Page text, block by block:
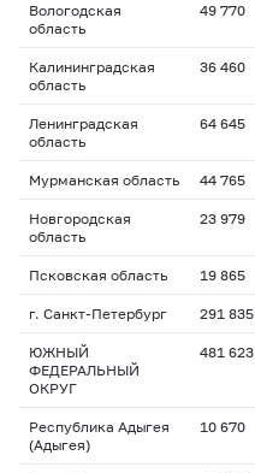
Вологодская
область
49 770
Калининградская
область
36 460
Ленинградская
область
64 645
Мурманская область 44 765
Новгородская
область
23 979
Псковская область 19 865
г. Санкт-Петербург 291 835
ЮЖНЫЙ
ФЕДЕРАЛЬНЫЙ
ОКРУГ
481 623
Республика Адыгея
(Адыгея)
10 670